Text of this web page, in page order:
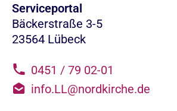
Serviceportal
Bäckerstraße 3-5
23564 Lübeck
0451 / 79 02-01
info.LL@nordkirche.de